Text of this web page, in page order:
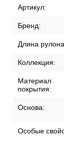
Артикул:
Бренд:
Длина
Коллекция:
Материал
покрытия:
Основа:
Особые